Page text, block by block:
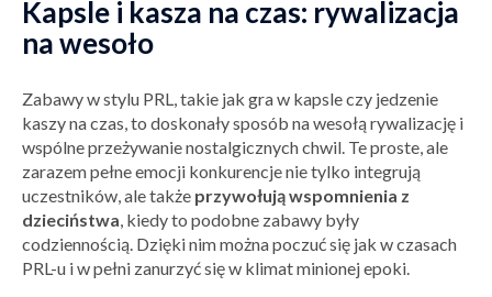
Kapsle i kasza na czas: rywalizacja
na wesoło
Zabawy w stylu PRL, takie jak gra w kapsle czy jedzenie
kaszy na czas, to doskonały sposób na wesołą rywalizację i
wspólne przeżywanie nostalgicznych chwil. Te proste, ale
zarazem pełne emocji konkurencje nie tylko integrują
uczestników, ale także przywołują wspomnienia z
dzieciństwa, kiedy to podobne zabawy były
codziennością. Dzięki nim można poczuć się jak w czasach
PRL-u i w pełni zanurzyć się w klimat minionej epoki.